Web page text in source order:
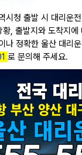
시청 출발 시 대리운
, 출발지와 도착지
나 정확한 울산 대리
로 문의해 주세요.